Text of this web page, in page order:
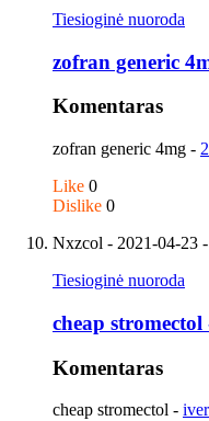
Tiesioginė nuoroda
zofran generic
Komentaras
zofran generic 4mg -
Like 0
Dislike 0
Nxzcol - 2021-04-23
Tiesioginė nuoroda
cheap
Komentaras
cheap stromectol -